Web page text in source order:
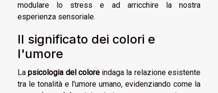
modulare lo stress e ad arricchire la nostra
esperienza sensoriale.
Il significato dei colori e
l'umore
Lapsicologia del coloreindaga la relazione esistente
tra le tonalità e l'umore umano, evidenziando come la